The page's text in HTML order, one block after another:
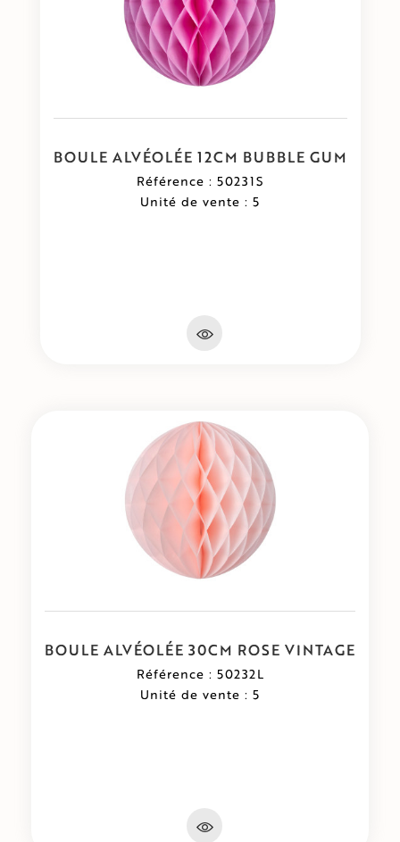
BOULE ALVÉOLÉE 12CM BUBBLE GUM
Référence : 50231S
Unité de vente : 5
BOULE ALVÉOLÉE 30CM ROSE VINTAGE
Référence : 50232L
Unité de vente : 5